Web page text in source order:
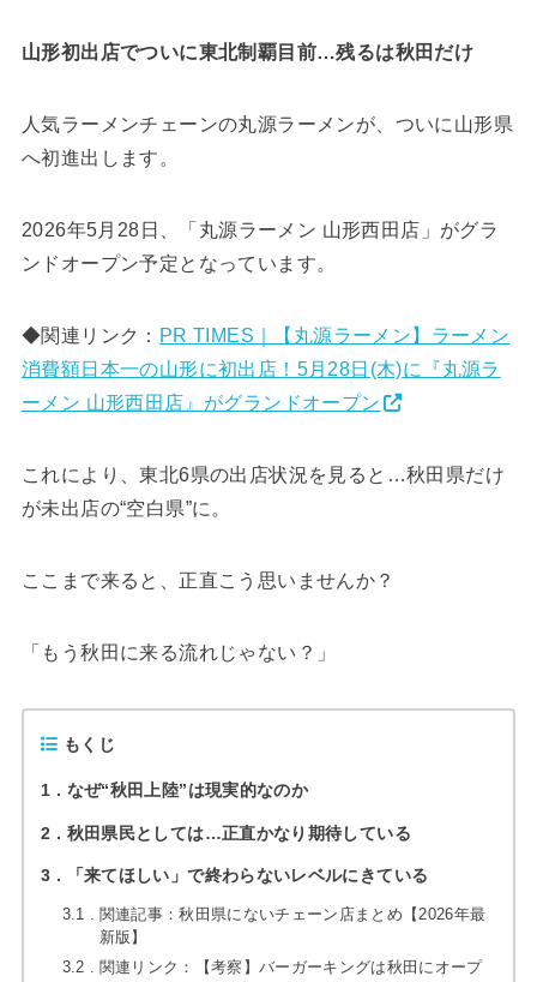
山形初出店でついに東北制覇目前…残るは秋田だけ
人気ラーメンチェーンの丸源ラーメンが、ついに山形県
へ初進出します。
2026年5月28日、「丸源ラーメン 山形西田店」がグラ
ンドオープン予定となっています。
◆関連リンク： PR TIMES｜【丸源ラーメン】ラーメン
消費額日本一の山形に初出店！5⽉28日(木)に『丸源ラ
ーメン 山形西田店』がグランドオープン
これにより、東北6県の出店状況を見ると…秋田県だけ
が未出店の“空白県”に。
ここまで来ると、正直こう思いませんか？
「もう秋田に来る流れじゃない？」
もくじ
1 なぜ“秋田上陸”は現実的なのか
2 秋田県民としては…正直かなり期待している
3 「来てほしい」で終わらないレベルにきている
3.1
関連記事：秋田県にないチェーン店まとめ【2026年最
新版】
3.2
関連リンク：【考察】バーガーキングは秋田にオープ